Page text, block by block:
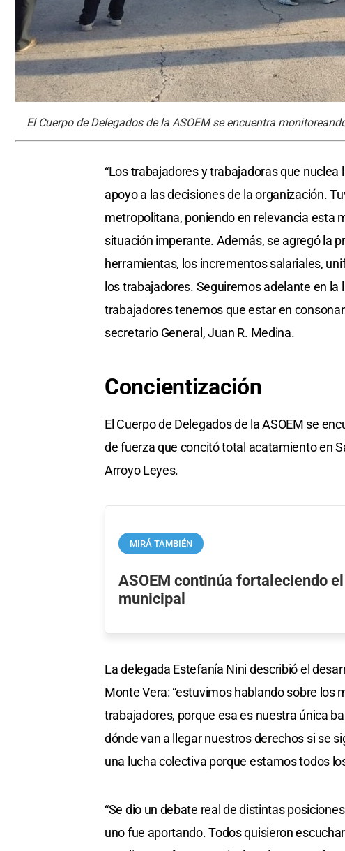
El Cuerpo de Delegados de la ASOEM se encuentra
“Los trabajadores y trabajadoras que nuclea
apoyo a las decisiones de la organización.
metropolitana, poniendo en relevancia esta
situación imperante. Además, se agregó la
herramientas, los incrementos salariales,
los trabajadores. Seguiremos adelante en
trabajadores tenemos que estar en
secretario General, Juan R. Medina.
Concientización
El Cuerpo de Delegados de la ASOEM se
de fuerza que concitó total acatamiento en
Arroyo Leyes.
MIRÁ TAMBIÉN
ASOEM continúa fortaleciendo
municipal
La delegada Estefanía Nini describió el
Monte Vera: “estuvimos hablando sobre
trabajadores, porque esa es nuestra única
dónde van a llegar nuestros derechos si se
una lucha colectiva porque estamos todos
“Se dio un debate real de distintas
uno fue aportando. Todos quisieron